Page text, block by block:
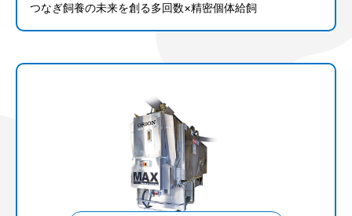
つなぎ飼養の未来を創る多回数×精密個体給飼